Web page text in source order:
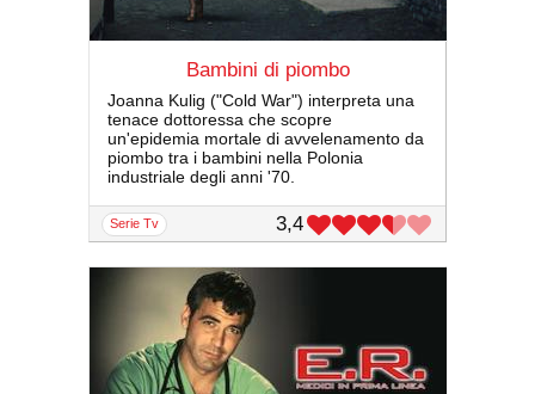
Bambini di piombo
Joanna Kulig ("Cold War") interpreta una
tenace dottoressa che scopre
un'epidemia mortale di avvelenamento da
piombo tra i bambini nella Polonia
industriale degli anni '70.
serie Tv 3,4